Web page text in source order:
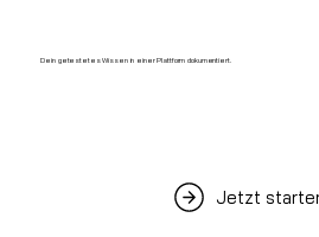
Dein getestetes Wissen in einer Plattform dokumentiert.
Jetzt
Die 5 größten Fehler